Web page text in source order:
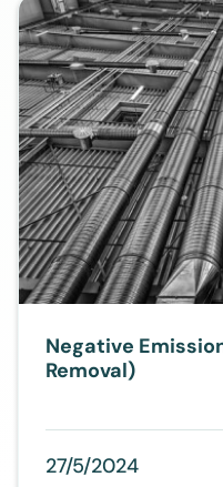
Negative
Removal)
27/5/2024